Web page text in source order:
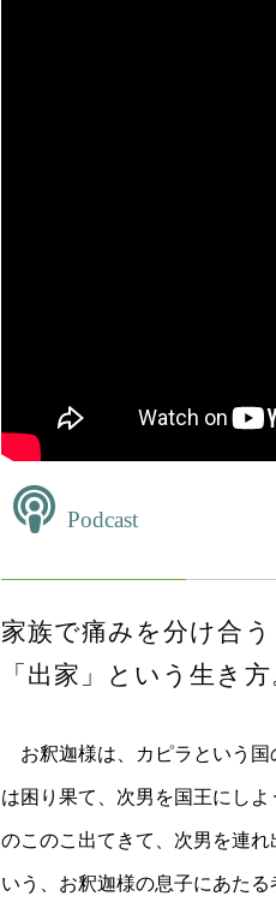
Podcast
家族で痛みを分け合う
「出家」という生き方
お釈迦様は、カピラという国
は困り果て、次男を国王にし
のこのこ出てきて、次男を連
いう、お釈迦様の息子にあた